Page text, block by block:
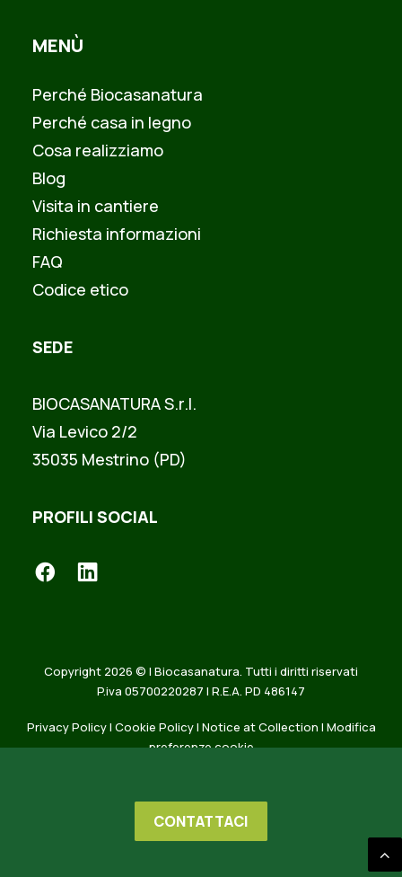
MENÙ
Perché Biocasanatura
Perché casa in legno
Cosa realizziamo
Blog
Visita in cantiere
Richiesta informazioni
FAQ
Codice etico
SEDE
BIOCASANATURA S.r.l.
Via Levico 2/2
35035 Mestrino (PD)
PROFILI SOCIAL
Copyright 2026 © | Biocasanatura. Tutti i diritti riservati
P.iva 05700220287 | R.E.A. PD 486147
Privacy Policy| Cookie Policy| Notice at Collection | Modifica
preferenze cookie
CONTATTACI